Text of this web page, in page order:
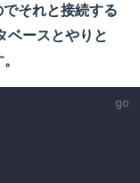
それと接続する
ベースとやりと